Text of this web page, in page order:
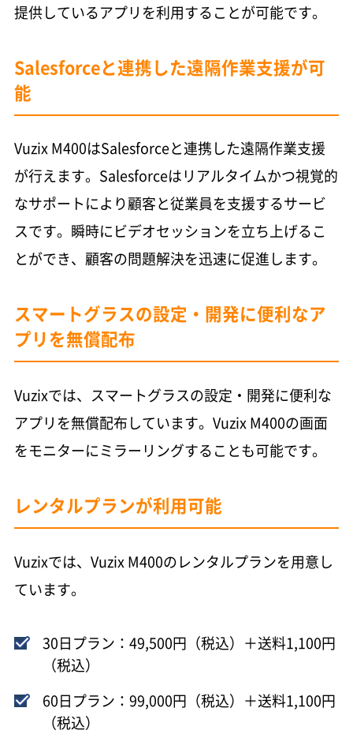
提供しているアプリを利用することが可能です。
Salesforceと連携した遠隔作業支援が可
能
Vuzix M400はSalesforceと連携した遠隔作業支援
が行えます。Salesforceはリアルタイムかつ視覚的
なサポートにより顧客と従業員を支援するサービ
スです。瞬時にビデオセッションを立ち上げるこ
とができ、顧客の問題解決を迅速に促進します。
スマートグラスの設定・開発に便利なア
プリを無償配布
Vuzixでは、スマートグラスの設定・開発に便利な
アプリを無償配布しています。Vuzix M400の画面
をモニターにミラーリングすることも可能です。
レンタルプランが利用可能
Vuzixでは、Vuzix M400のレンタルプランを用意し
ています。
30日プラン：49,500円（税込）＋送料1,100円
（税込）
60日プラン：99,000円（税込）＋送料1,100円
（税込）